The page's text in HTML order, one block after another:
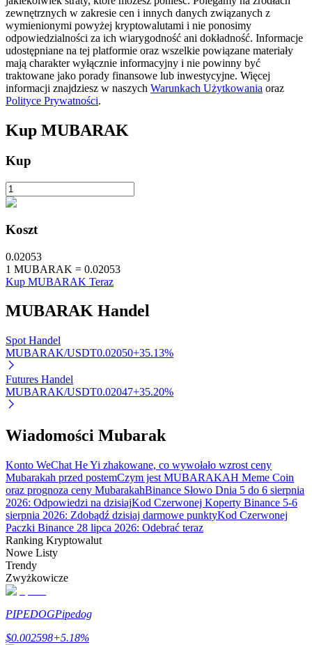
Automatyczna inwestycja
Zdobądź długoterminowy zysk i elastyczne zainteresowania
Naucz się stakingu
Dowiedz się, jak uzyskać dochód pasywny
Bitrue
AI
Bitruści Partnerzy
Afiliaci Bitrue
Aż do 65% prowizji!
zewnętrznych w zakresie cen i innych danych związanych z
wymienionymi powyżej kryptowalutami i nie ponosimy
odpowiedzialności za ich wiarygodność ani dokładność. Informacje
udostępniane na tej platformie oraz wszelkie powiązane materiały
mają charakter wyłącznie informacyjny i nie powinny być
traktowane jako porady finansowe lub inwestycyjne. Więcej
informacji znajdziesz w naszych Warunkach Użytkowania oraz
Polityce Prywatności.
Kup MUBARAK
Kup
Koszt
0.02053
1 MUBARAK = 0.02053
Kup MUBARAK Teraz
MUBARAK Handel
Spot Handel
MUBARAK/USDT0.02050+35.13%
Futures Handel
MUBARAK/USDT0.02047+35.20%
Wiadomości Mubarak
Konto WeChat He Yi zhakowane, co wywołało wzrost ceny
Mubarakah przed postemCzym jest MUBARAKAH Meme Coin
oraz prognoza ceny MubarakahBinance Słowo Dnia 5 do 6 sierpnia
2026: Odpowiedzi na dzisiajKod Czerwonej Koperty Binance 5-6
sierpnia 2026: Zdobądź dzisiaj darmowe punktyKod Czerwonej
Paczki Binance 28 lipca 2026: Odebrać teraz
Ranking Kryptowalut
Nowe Listy
Trendy
Zwyżkowicze
PIPEDOGPipedog
$0.002598+5.18%